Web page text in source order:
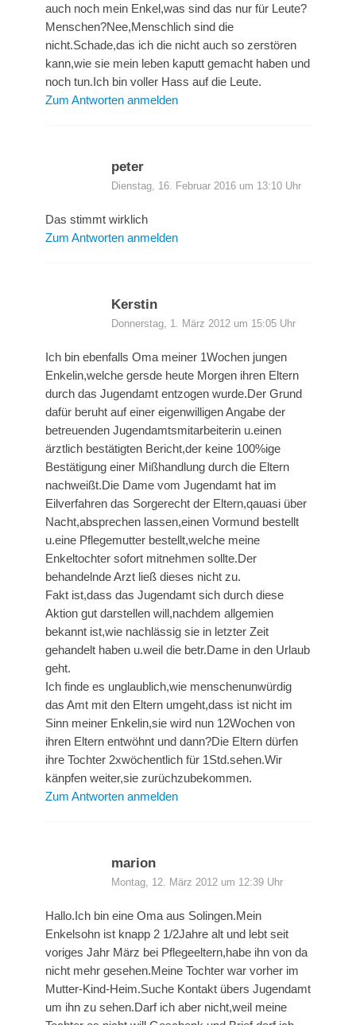
auch noch mein Enkel,was sind das nur für Leute?
Menschen?Nee,Menschlich sind die
nicht.Schade,das ich die nicht auch so zerstören
kann,wie sie mein leben kaputt gemacht haben und
noch tun.Ich bin voller Hass auf die Leute.
Zum Antworten anmelden
peter
Dienstag, 16. Februar 2016 um 13:10 Uhr
Das stimmt wirklich
Zum Antworten anmelden
Kerstin
Donnerstag, 1. März 2012 um 15:05 Uhr
Ich bin ebenfalls Oma meiner 1Wochen jungen
Enkelin,welche gersde heute Morgen ihren Eltern
durch das Jugendamt entzogen wurde.Der Grund
dafür beruht auf einer eigenwilligen Angabe der
betreuenden Jugendamtsmitarbeiterin u.einen
ärztlich bestätigten Bericht,der keine 100%ige
Bestätigung einer Mißhandlung durch die Eltern
nachweißt.Die Dame vom Jugendamt hat im
Eilverfahren das Sorgerecht der Eltern,qauasi über
Nacht,absprechen lassen,einen Vormund bestellt
u.eine Pflegemutter bestellt,welche meine
Enkeltochter sofort mitnehmen sollte.Der
behandelnde Arzt ließ dieses nicht zu.
Fakt ist,dass das Jugendamt sich durch diese
Aktion gut darstellen will,nachdem allgemien
bekannt ist,wie nachlässig sie in letzter Zeit
gehandelt haben u.weil die betr.Dame in den Urlaub
geht.
Ich finde es unglaublich,wie menschenunwürdig
das Amt mit den Eltern umgeht,dass ist nicht im
Sinn meiner Enkelin,sie wird nun 12Wochen von
ihren Eltern entwöhnt und dann?Die Eltern dürfen
ihre Tochter 2xwöchentlich für 1Std.sehen.Wir
känpfen weiter,sie zurüchzubekommen.
Zum Antworten anmelden
marion
Montag, 12. März 2012 um 12:39 Uhr
Hallo.Ich bin eine Oma aus Solingen.Mein
Enkelsohn ist knapp 2 1/2Jahre alt und lebt seit
voriges Jahr März bei Pflegeeltern,habe ihn von da
nicht mehr gesehen.Meine Tochter war vorher im
Mutter-Kind-Heim.Suche Kontakt übers Jugendamt
um ihn zu sehen.Darf ich aber nicht,weil meine